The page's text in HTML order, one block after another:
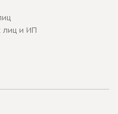
и ИП